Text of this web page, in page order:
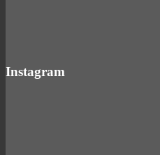
Instagram